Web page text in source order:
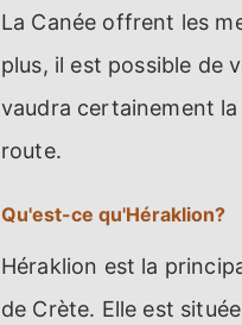
La Canée offrent les
plus, il est possible de
vaudra certainement
route.
Qu'est-ce qu'Héraklion?
Héraklion est la
de Crète. Elle est